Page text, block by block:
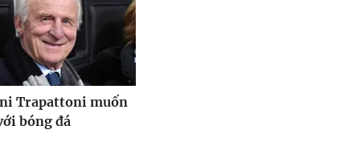
Trapattoni muốn
bóng đá